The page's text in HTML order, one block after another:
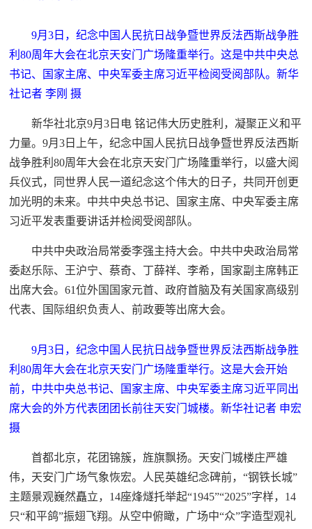
9月3日，纪念中国人民抗日战争暨世界反法西斯战争胜
利80周年大会在北京天安门广场隆重举行。这是中共中央总
书记、国家主席、中央军委主席习近平检阅受阅部队。新华
社记者 李刚 摄
新华社北京9月3日电 铭记伟大历史胜利，凝聚正义和平
力量。9月3日上午，纪念中国人民抗日战争暨世界反法西斯
战争胜利80周年大会在北京天安门广场隆重举行，以盛大阅
兵仪式，同世界人民一道纪念这个伟大的日子，共同开创更
加光明的未来。中共中央总书记、国家主席、中央军委主席
习近平发表重要讲话并检阅受阅部队。
中共中央政治局常委李强主持大会。中共中央政治局常
委赵乐际、王沪宁、蔡奇、丁薛祥、李希，国家副主席韩正
出席大会。61位外国国家元首、政府首脑及有关国家高级别
代表、国际组织负责人、前政要等出席大会。
9月3日，纪念中国人民抗日战争暨世界反法西斯战争胜
利80周年大会在北京天安门广场隆重举行。这是大会开始
前，中共中央总书记、国家主席、中央军委主席习近平同出
席大会的外方代表团团长前往天安门城楼。新华社记者 申宏
摄
首都北京，花团锦簇，旌旗飘扬。天安门城楼庄严雄
伟，天安门广场气象恢宏。人民英雄纪念碑前，“钢铁长城”
主题景观巍然矗立，14座烽燧托举起“1945”“2025”字样，14
只“和平鸽”振翅飞翔。从空中俯瞰，广场中“众”字造型观礼